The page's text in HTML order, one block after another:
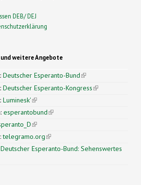
DEB/ DEJ
weitere Angebote
Deutscher Esperanto-Bund(link is
external)
Deutscher Esperanto-Kongress(link is
Luminesk'(link is external)
esperantobund(link is external)
(link is external)
telegramo.org(link is external)
Deutscher Esperanto-Bund: Sehenswertes